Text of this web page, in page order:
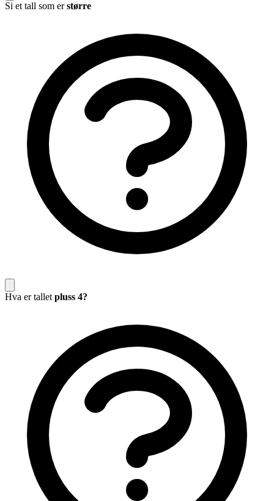
Si et tall som erstørre
Hva er talletpluss 4?